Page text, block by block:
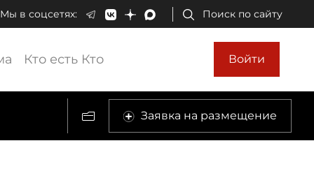
Мы в соцсетях: Поиск по сайту
Кто есть Кто Войти
Заявка на размещение